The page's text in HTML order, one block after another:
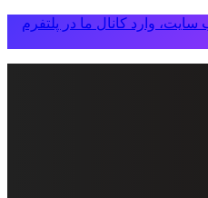
وارد کانال ما در پلتفرم